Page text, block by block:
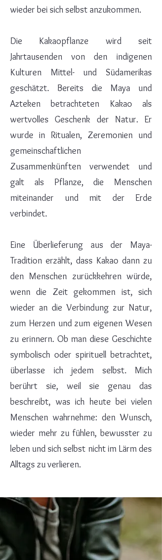
wieder bei sich selbst anzukommen.
Die Kakaopflanze wird seit
Jahrtausenden von den indigenen
Kulturen Mittel- und Südamerikas
geschätzt. Bereits die Maya und
Azteken betrachteten Kakao als
wertvolles Geschenk der Natur. Er
wurde in Ritualen, Zeremonien und
gemeinschaftlichen
Zusammenkünften verwendet und
galt als Pflanze, die Menschen
miteinander und mit der Erde
verbindet.
Eine Überlieferung aus der Maya-
Tradition erzählt, dass Kakao dann zu
den Menschen zurückkehren würde,
wenn die Zeit gekommen ist, sich
wieder an die Verbindung zur Natur,
zum Herzen und zum eigenen Wesen
zu erinnern. Ob man diese Geschichte
symbolisch oder spirituell betrachtet,
überlasse ich jedem selbst. Mich
berührt sie, weil sie genau das
beschreibt, was ich heute bei vielen
Menschen wahrnehme: den Wunsch,
wieder mehr zu fühlen, bewusster zu
leben und sich selbst nicht im Lärm des
Alltags zu verlieren.